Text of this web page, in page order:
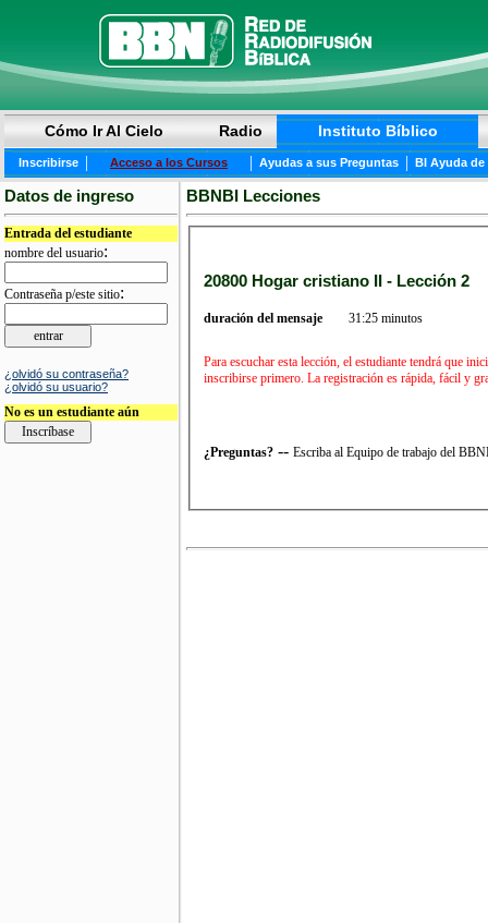
Cómo Ir Al Cielo Radio Instituto Bíblico
Inscribirse | Acceso a los Cursos | Ayudas a sus Preguntas | BI Ayuda
Datos de ingreso
Entrada del estudiante
nombre del usuario:
Contraseña p/este sitio:
¿olvidó su contraseña?
¿olvidó su usuario?
No es un estudiante aún
BBNBI Lecciones
20800 Hogar cristiano II - Lección 2
duración del mensaje 31:25 minutos
Para escuchar esta lección, el estudiante tendrá que
inscribirse primero. La registración es rápida, fácil y
¿Preguntas? -- Escriba al Equipo de trabajo del